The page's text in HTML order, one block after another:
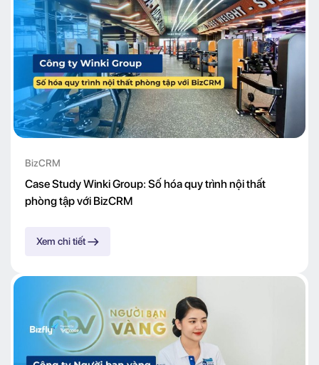
BizCRM
Case Study Winki Group: Số hóa quy trình nội thất
phòng tập với BizCRM
Xem chi tiết